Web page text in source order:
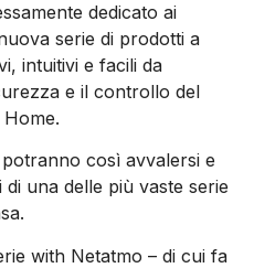
dedicato ai
serie di prodotti a
intuitivi e facili da
e il controllo del
così avvalersi e
una delle più vaste serie
with Netatmo – di cui fa